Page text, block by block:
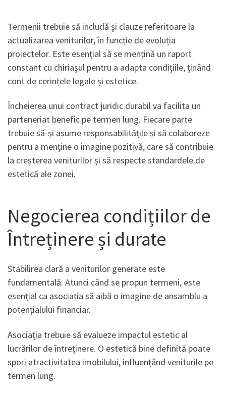
Termenii trebuie să includă și clauze referitoare la
actualizarea veniturilor, în funcție de evoluția
proiectelor. Este esențial să se mențină un raport
constant cu chiriașul pentru a adapta condițiile, ținând
cont de cerințele legale și estetice.
Încheierea unui contract juridic durabil va facilita un
parteneriat benefic pe termen lung. Fiecare parte
trebuie să-și asume responsabilitățile și să colaboreze
pentru a menține o imagine pozitivă, care să contribuie
la creșterea veniturilor și să respecte standardele de
estetică ale zonei.
Negocierea condițiilor de
Întreținere și durate
Stabilirea clară a veniturilor generate este
fundamentală. Atunci când se propun termeni, este
esențial ca asociația să aibă o imagine de ansamblu a
potențialului financiar.
Asociația trebuie să evalueze impactul estetic al
lucrărilor de întreținere. O estetică bine definită poate
spori atractivitatea imobilului, influențând veniturile pe
termen lung.